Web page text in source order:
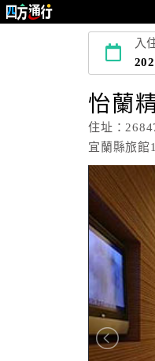
入
怡蘭
住址：
宜蘭縣旅館